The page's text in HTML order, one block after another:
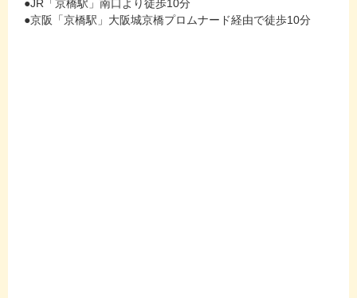
●JR「京橋駅」南口より徒歩10分
●京阪「京橋駅」大阪城京橋プロムナード経由で徒歩10分